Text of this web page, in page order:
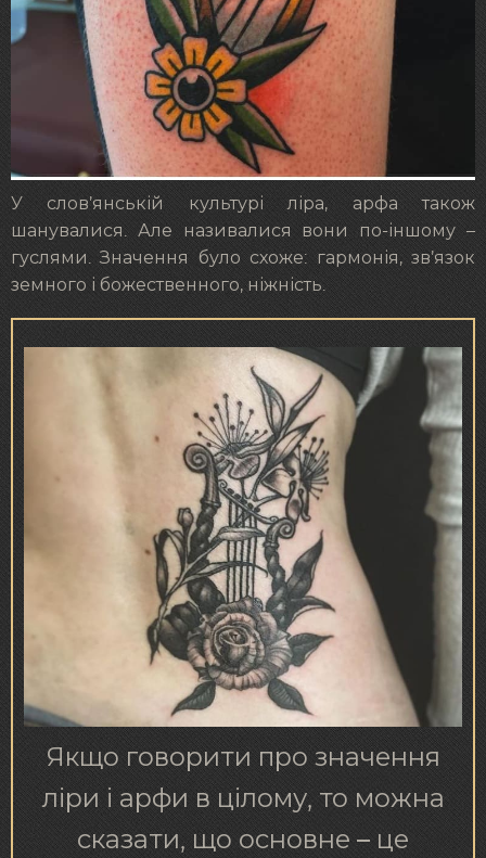
У слов’янській культурі ліра, арфа також
шанувалися. Але називалися вони по-іншому –
гуслями. Значення було схоже: гармонія, зв’язок
земного і божественного, ніжність.
Якщо говорити про значення
ліри і арфи в цілому, то можна
сказати, що основне – це